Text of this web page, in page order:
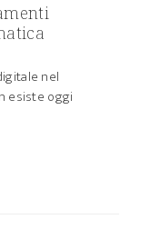
nel
esiste oggi